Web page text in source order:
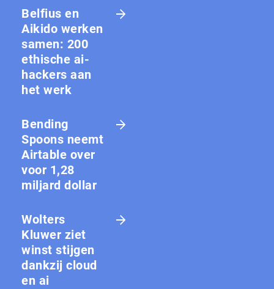
Belfius en
Aikido werken
samen: 200
ethische ai-
hackers aan
het werk
Bending
Spoons neemt
Airtable over
voor 1,28
miljard dollar
Wolters
Kluwer ziet
winst stijgen
dankzij cloud
en ai